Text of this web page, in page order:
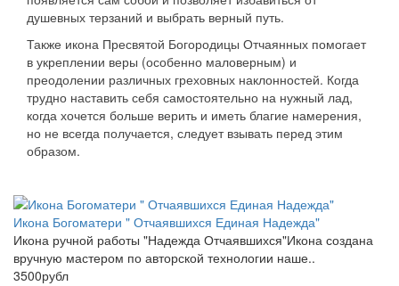
душевных терзаний и выбрать верный путь.
Также икона Пресвятой Богородицы Отчаянных помогает
в укреплении веры (особенно маловерным) и
преодолении различных греховных наклонностей. Когда
трудно наставить себя самостоятельно на нужный лад,
когда хочется больше верить и иметь благие намерения,
но не всегда получается, следует взывать перед этим
образом.
Икона Богоматери " Отчаявшихся Единая Надежда"
Икона ручной работы "Надежда Отчаявшихся"Икона создана
вручную мастером по авторской технологии наше..
3500рубл